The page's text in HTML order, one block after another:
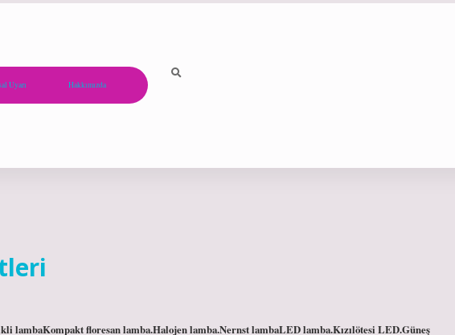
Uyarı Hakkımızda
floresan lamba.Halojen lamba.Nernst lambaLED lamba.Kızılötesi LED.Güneş